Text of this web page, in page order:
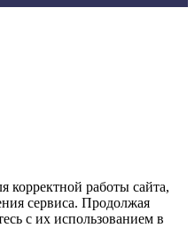
работы сайта,
сервиса. Продолжая
с их использованием в